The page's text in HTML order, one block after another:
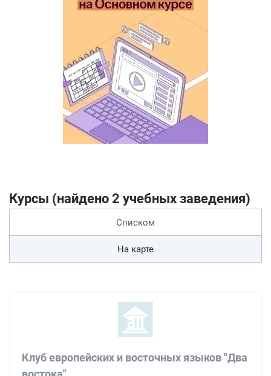
Курсы (найдено 2 учебных заведения)
Списком
На карте
Клуб европейских и восточных языков "Два